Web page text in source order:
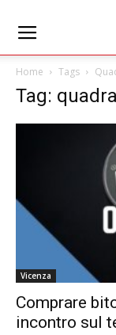
Home Tags
Tag:
Vicenza
Comprare
incontro sul